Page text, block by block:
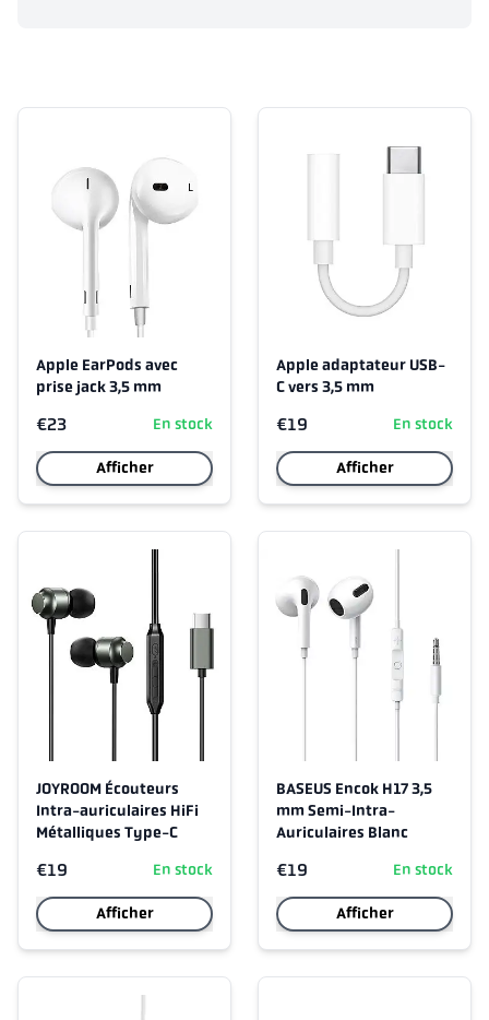
Apple EarPods avec
prise jack 3,5 mm
€23 En stock
Afficher
Apple adaptateur USB-
C vers 3,5 mm
€19 En stock
Afficher
JOYROOM Écouteurs
Intra-auriculaires HiFi
Métalliques Type-C
€19 En stock
Afficher
BASEUS Encok H17 3,5
mm Semi-Intra-
Auriculaires Blanc
€19 En stock
Afficher